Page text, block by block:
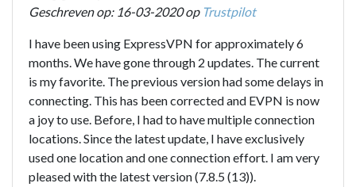
Geschreven op: 16-03-2020 op Trustpilot
I have been using ExpressVPN for approximately 6
months. We have gone through 2 updates. The current
is my favorite. The previous version had some delays in
connecting. This has been corrected and EVPN is now
a joy to use. Before, I had to have multiple connection
locations. Since the latest update, I have exclusively
used one location and one connection effort. I am very
pleased with the latest version (7.8.5 (13)).